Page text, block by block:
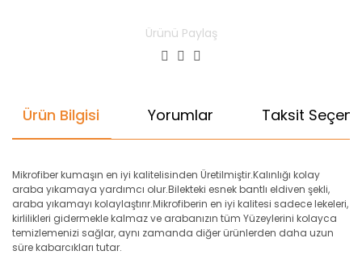
Ürünü Paylaş
Ürün Bilgisi Yorumlar Taksit
Mikrofiber kumaşın en iyi kalitelisinden Üretilmiştir.Kalınlığı kolay
araba yıkamaya yardımcı olur.Bilekteki esnek bantlı eldiven şekli,
araba yıkamayı kolaylaştırır.Mikrofiberin en iyi kalitesi sadece lekeleri,
kirlilikleri gidermekle kalmaz ve arabanızın tüm Yüzeylerini kolayca
temizlemenizi sağlar, aynı zamanda diğer ürünlerden daha uzun
süre kabarcıkları tutar.